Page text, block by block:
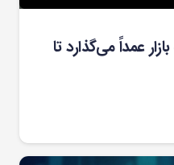
عمداً می‌گذارد تا